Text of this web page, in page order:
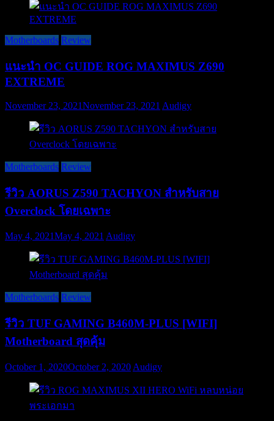
Motherboards Review
แนะนำ OC GUIDE ROG MAXIMUS Z690
EXTREME
November 23, 2021November 23, 2021 Audigy
Motherboards Review
รีวิว AORUS Z590 TACHYON สำหรับสาย
Overclock โดยเฉพาะ
May 4, 2021May 4, 2021 Audigy
Motherboards Review
รีวิว TUF GAMING B460M-PLUS [WIFI]
Motherboard สุดคุ้ม
October 1, 2020October 2, 2020 Audigy